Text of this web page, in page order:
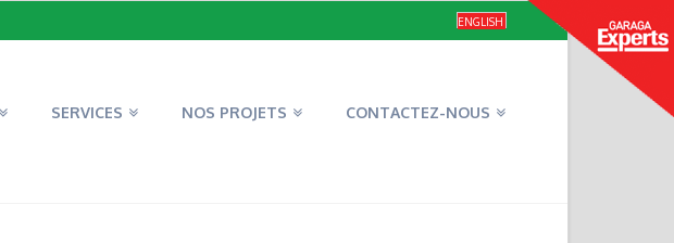
ENGLISH
SERVICES NOS PROJETS CONTACTEZ-NOUS